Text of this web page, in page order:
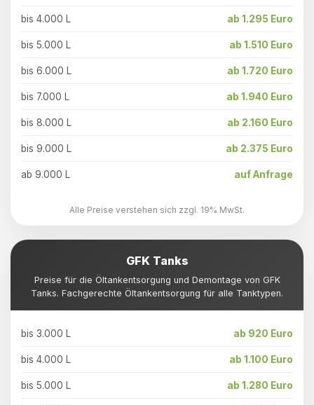
bis 4.000 L ab 1.295 Euro
bis 5.000 L ab 1.510 Euro
bis 6.000 L ab 1.720 Euro
bis 7.000 L ab 1.940 Euro
bis 8.000 L ab 2.160 Euro
bis 9.000 L ab 2.375 Euro
ab 9.000 L auf Anfrage
Alle Preise verstehen sich zzgl. 19% MwSt.
GFK Tanks
Preise für die Öltankentsorgung und Demontage von GFK
Tanks. Fachgerechte Öltankentsorgung für alle Tanktypen.
bis 3.000 L ab 920 Euro
bis 4.000 L ab 1.100 Euro
bis 5.000 L ab 1.280 Euro